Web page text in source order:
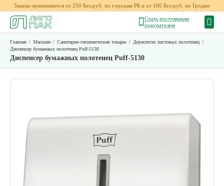
Заказы принимаются от 250 Бел.руб. по городам РБ и от 100 Бел.руб. по Гродно
Стать постоянным
покупателем
Главная / Магазин / Санитарно-гигиенические товары / Держатели листовых полотенец /
Диспенсер бумажных полотенец Puff-5130
Диспенсер бумажных полотенец Puff-5130